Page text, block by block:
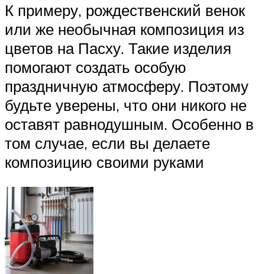
К примеру, рождественский венок
или же необычная композиция из
цветов на Пасху. Такие изделия
помогают создать особую
праздничную атмосферу. Поэтому
будьте уверены, что они никого не
оставят равнодушным. Особенно в
том случае, если вы делаете
композицию своими руками